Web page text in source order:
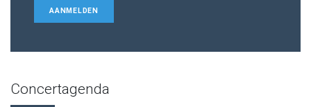
AANMELDEN
Concertagenda